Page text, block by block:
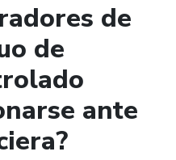
de
de
ante